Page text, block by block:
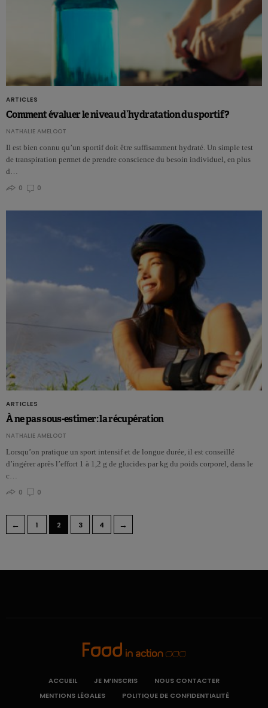
ARTICLES
Comment évaluer le niveau d’hydratation du sportif?
NATHALIE AMELOOT
Il est bien connu qu’un sportif doit être suffisamment hydraté. Un simple test
de transpiration permet de prendre conscience du besoin individuel, en plus
d…
0
0
ARTICLES
À ne pas sous-estimer: la récupération
NATHALIE AMELOOT
Lorsqu’on pratique un sport intensif et de longue durée, il est conseillé
d’ingérer après l’effort 1 à 1,2 g de glucides par kg du poids corporel, dans le
c…
0
0
← 1 2 3 4 →
ACCUEIL JE M’INSCRIS
NOUS CONTACTER
MENTIONS LÉGALES
POLITIQUE DE CONFIDENTIALITÉ